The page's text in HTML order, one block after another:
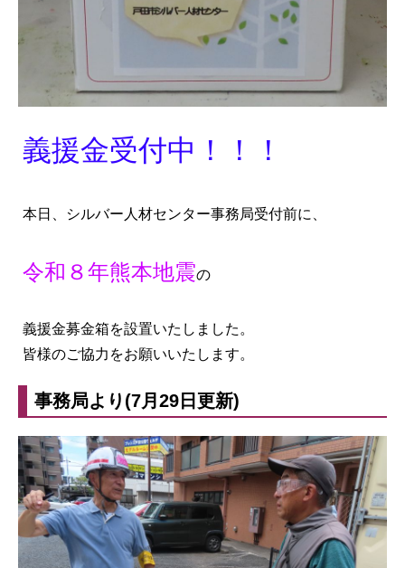
義援金受付中！！！
本日、シルバー人材センター事務局受付前に、
令和８年熊本地震の
義援金募金箱を設置いたしました。
皆様のご協力をお願いいたします。
事務局より(7月29日更新)